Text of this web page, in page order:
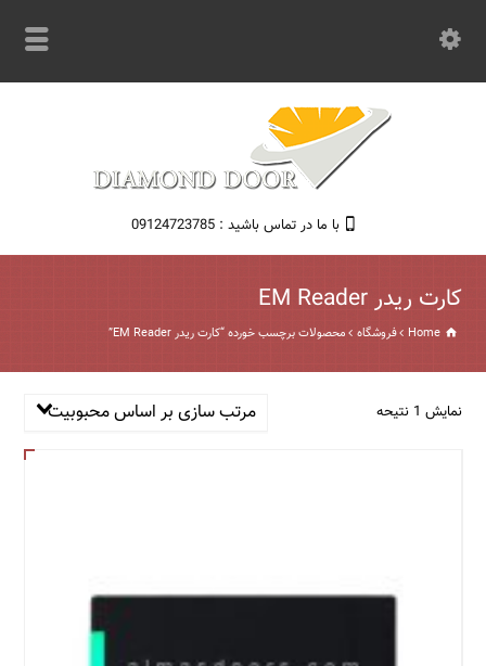
با ما در تماس باشید : 09124723785
کارت ریدر EM Reader
Home فروشگاه محصولات برچسب خورده “کارت ریدر EM Reader”
نمایش 1 نتیحه مرتب سازی بر اساس محبوبیت